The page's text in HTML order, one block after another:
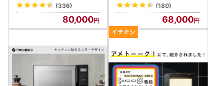
受付時間 9時00分～17時00分(土曜・日曜・祝日・年末年
始を除く)
住所 〒959-0295 新潟県燕市吉田西太田1934番地
(336)
80,000
(180)
68,000